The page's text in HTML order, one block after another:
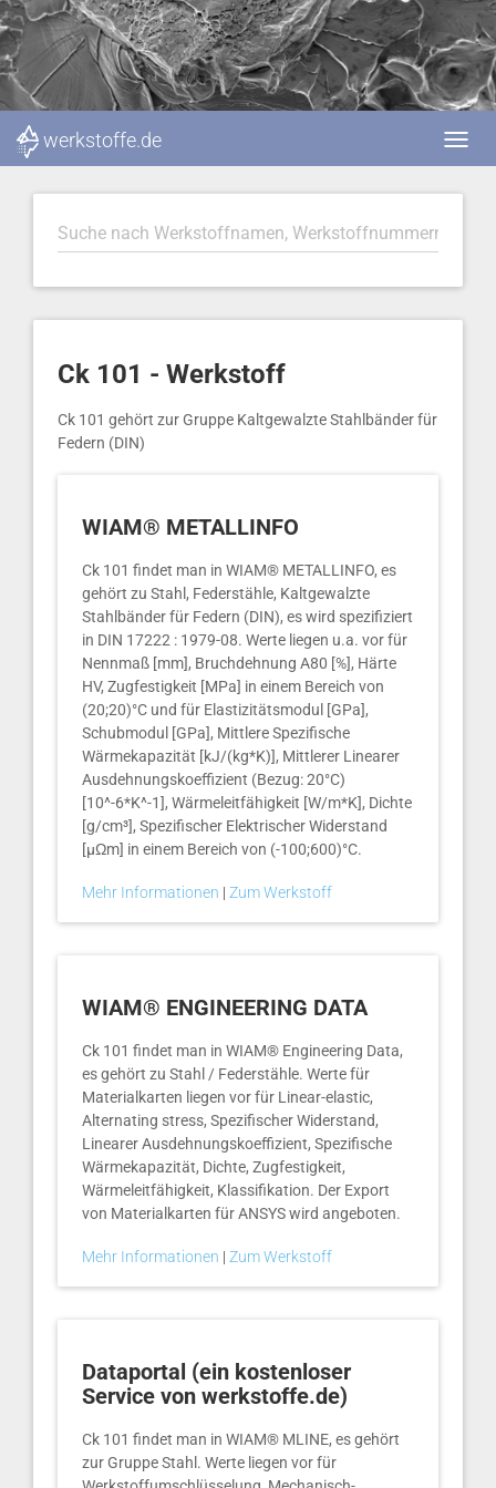
werkstoffe.de
Ck 101 - Werkstoff
Ck 101 gehört zur Gruppe Kaltgewalzte Stahlbänder für
Federn (DIN)
WIAM® METALLINFO
Ck 101 findet man in WIAM® METALLINFO, es
gehört zu Stahl, Federstähle, Kaltgewalzte
Stahlbänder für Federn (DIN), es wird spezifiziert
in DIN 17222 : 1979-08. Werte liegen u.a. vor für
Nennmaß [mm], Bruchdehnung A80 [%], Härte
HV, Zugfestigkeit [MPa] in einem Bereich von
(20;20)°C und für Elastizitätsmodul [GPa],
Schubmodul [GPa], Mittlere Spezifische
Wärmekapazität [kJ/(kg*K)], Mittlerer Linearer
Ausdehnungskoeffizient (Bezug: 20°C)
[10^-6*K^-1], Wärmeleitfähigkeit [W/m*K], Dichte
[g/cm³], Spezifischer Elektrischer Widerstand
[µΩm] in einem Bereich von (-100;600)°C.
Mehr Informationen | Zum Werkstoff
WIAM® ENGINEERING DATA
Ck 101 findet man in WIAM® Engineering Data,
es gehört zu Stahl / Federstähle. Werte für
Materialkarten liegen vor für Linear-elastic,
Alternating stress, Spezifischer Widerstand,
Linearer Ausdehnungskoeffizient, Spezifische
Wärmekapazität, Dichte, Zugfestigkeit,
Wärmeleitfähigkeit, Klassifikation. Der Export
von Materialkarten für ANSYS wird angeboten.
Mehr Informationen | Zum Werkstoff
Dataportal (ein kostenloser
Service von werkstoffe.de)
Ck 101 findet man in WIAM® MLINE, es gehört
zur Gruppe Stahl. Werte liegen vor für